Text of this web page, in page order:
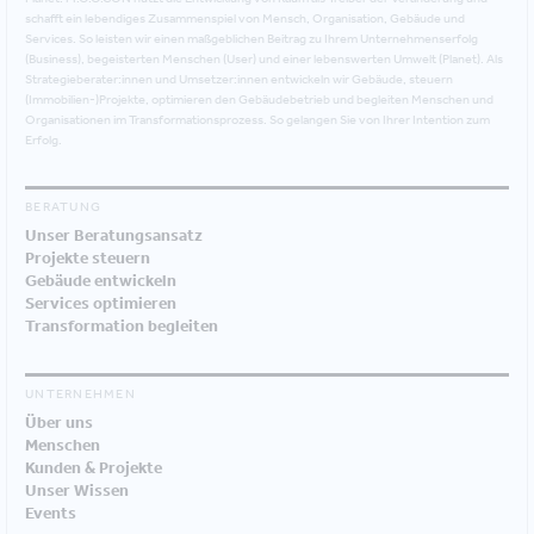
schafft ein lebendiges Zusammenspiel von Mensch, Organisation, Gebäude und
Services. So leisten wir einen maßgeblichen Beitrag zu Ihrem Unternehmenserfolg
(Business), begeisterten Menschen (User) und einer lebenswerten Umwelt (Planet). Als
Strategieberater:innen und Umsetzer:innen entwickeln wir Gebäude, steuern
(Immobilien-)Projekte, optimieren den Gebäudebetrieb und begleiten Menschen und
Organisationen im Transformationsprozess. So gelangen Sie von Ihrer Intention zum
Erfolg.
BERATUNG
Unser Beratungsansatz
Projekte steuern
Gebäude entwickeln
Services optimieren
Transformation begleiten
UNTERNEHMEN
Über uns
Menschen
Kunden & Projekte
Unser Wissen
Events